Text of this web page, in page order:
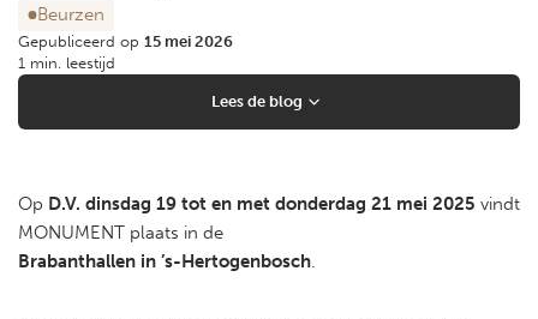
Beurzen
Gepubliceerd op 15 mei 2026
1 min. leestijd
Lees de blog
Op D.V. dinsdag 19 tot en met donderdag 21 mei 2025 vindt
MONUMENT plaats in de
Brabanthallen in ’s-Hertogenbosch.